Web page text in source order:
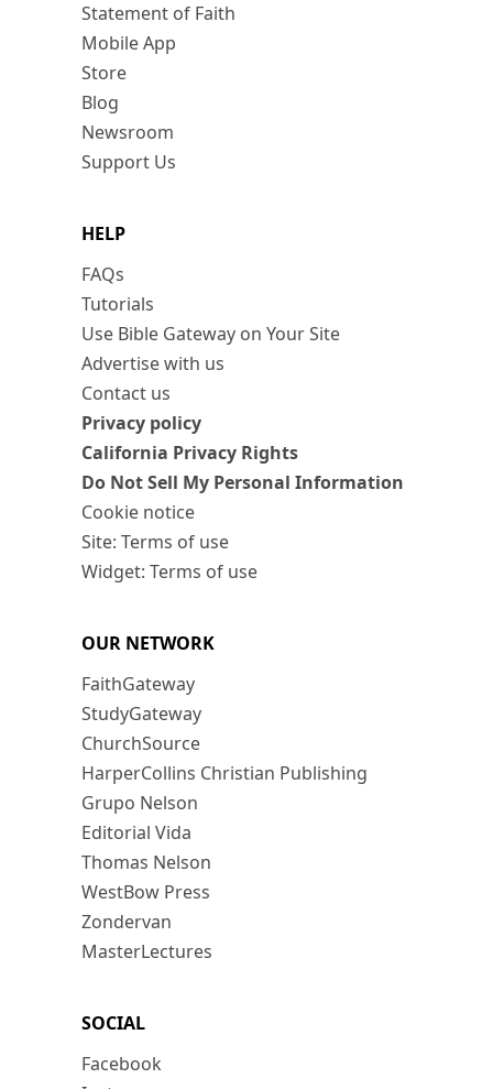
Statement of Faith
Mobile App
Store
Blog
Newsroom
Support Us
HELP
FAQs
Tutorials
Use Bible Gateway on Your Site
Advertise with us
Contact us
Privacy policy
California Privacy Rights
Do Not Sell My Personal Information
Cookie notice
Site: Terms of use
Widget: Terms of use
OUR NETWORK
FaithGateway
StudyGateway
ChurchSource
HarperCollins Christian Publishing
Grupo Nelson
Editorial Vida
Thomas Nelson
WestBow Press
Zondervan
MasterLectures
SOCIAL
Facebook